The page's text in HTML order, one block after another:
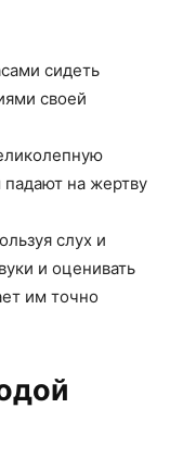
сидеть
своей
на жертву
слух и
и оценивать
им точно